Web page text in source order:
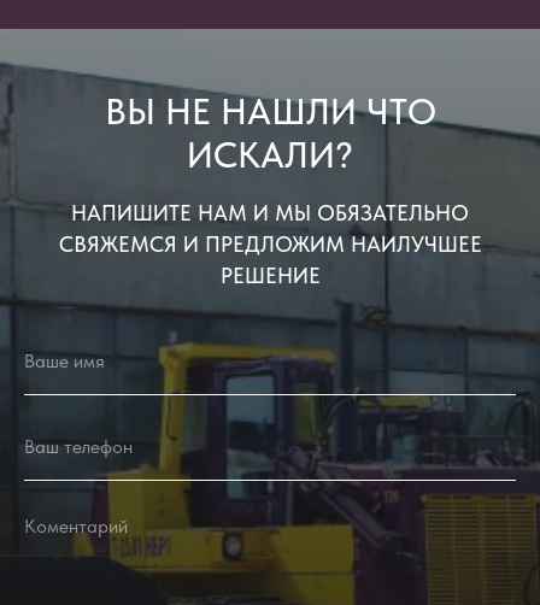
ВЫ НЕ НАШЛИ ЧТО
ИСКАЛИ?
НАПИШИТЕ НАМ И МЫ ОБЯЗАТЕЛЬНО
СВЯЖЕМСЯ И ПРЕДЛОЖИМ НАИЛУЧШЕЕ
РЕШЕНИЕ